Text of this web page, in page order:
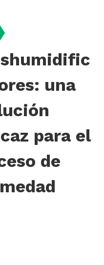
una
para el
de